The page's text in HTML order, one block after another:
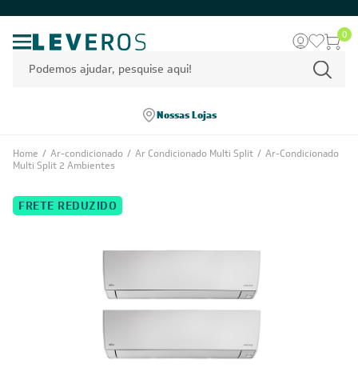
0
Nossas Lojas
Home / Ar-condicionado / Ar Condicionado Multi Split / Ar-Condicionado
Multi Split 2 Ambientes
FRETE REDUZIDO